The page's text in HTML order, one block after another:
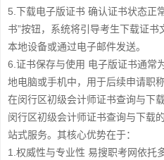
5.下载电子版证书 确认证书状态正
书”按钮，系统将引导考生下载证
本地设备或通过电子邮件发送。
6.证书保存与使用 电子版证书通常
地电脑或手机中，用于后续申请职
在闵行区初级会计师证书查询与下
闵行区初级会计师证书查询与下载
站式服务。其核心优势在于：
1.权威性与专业性 易搜职考网依托